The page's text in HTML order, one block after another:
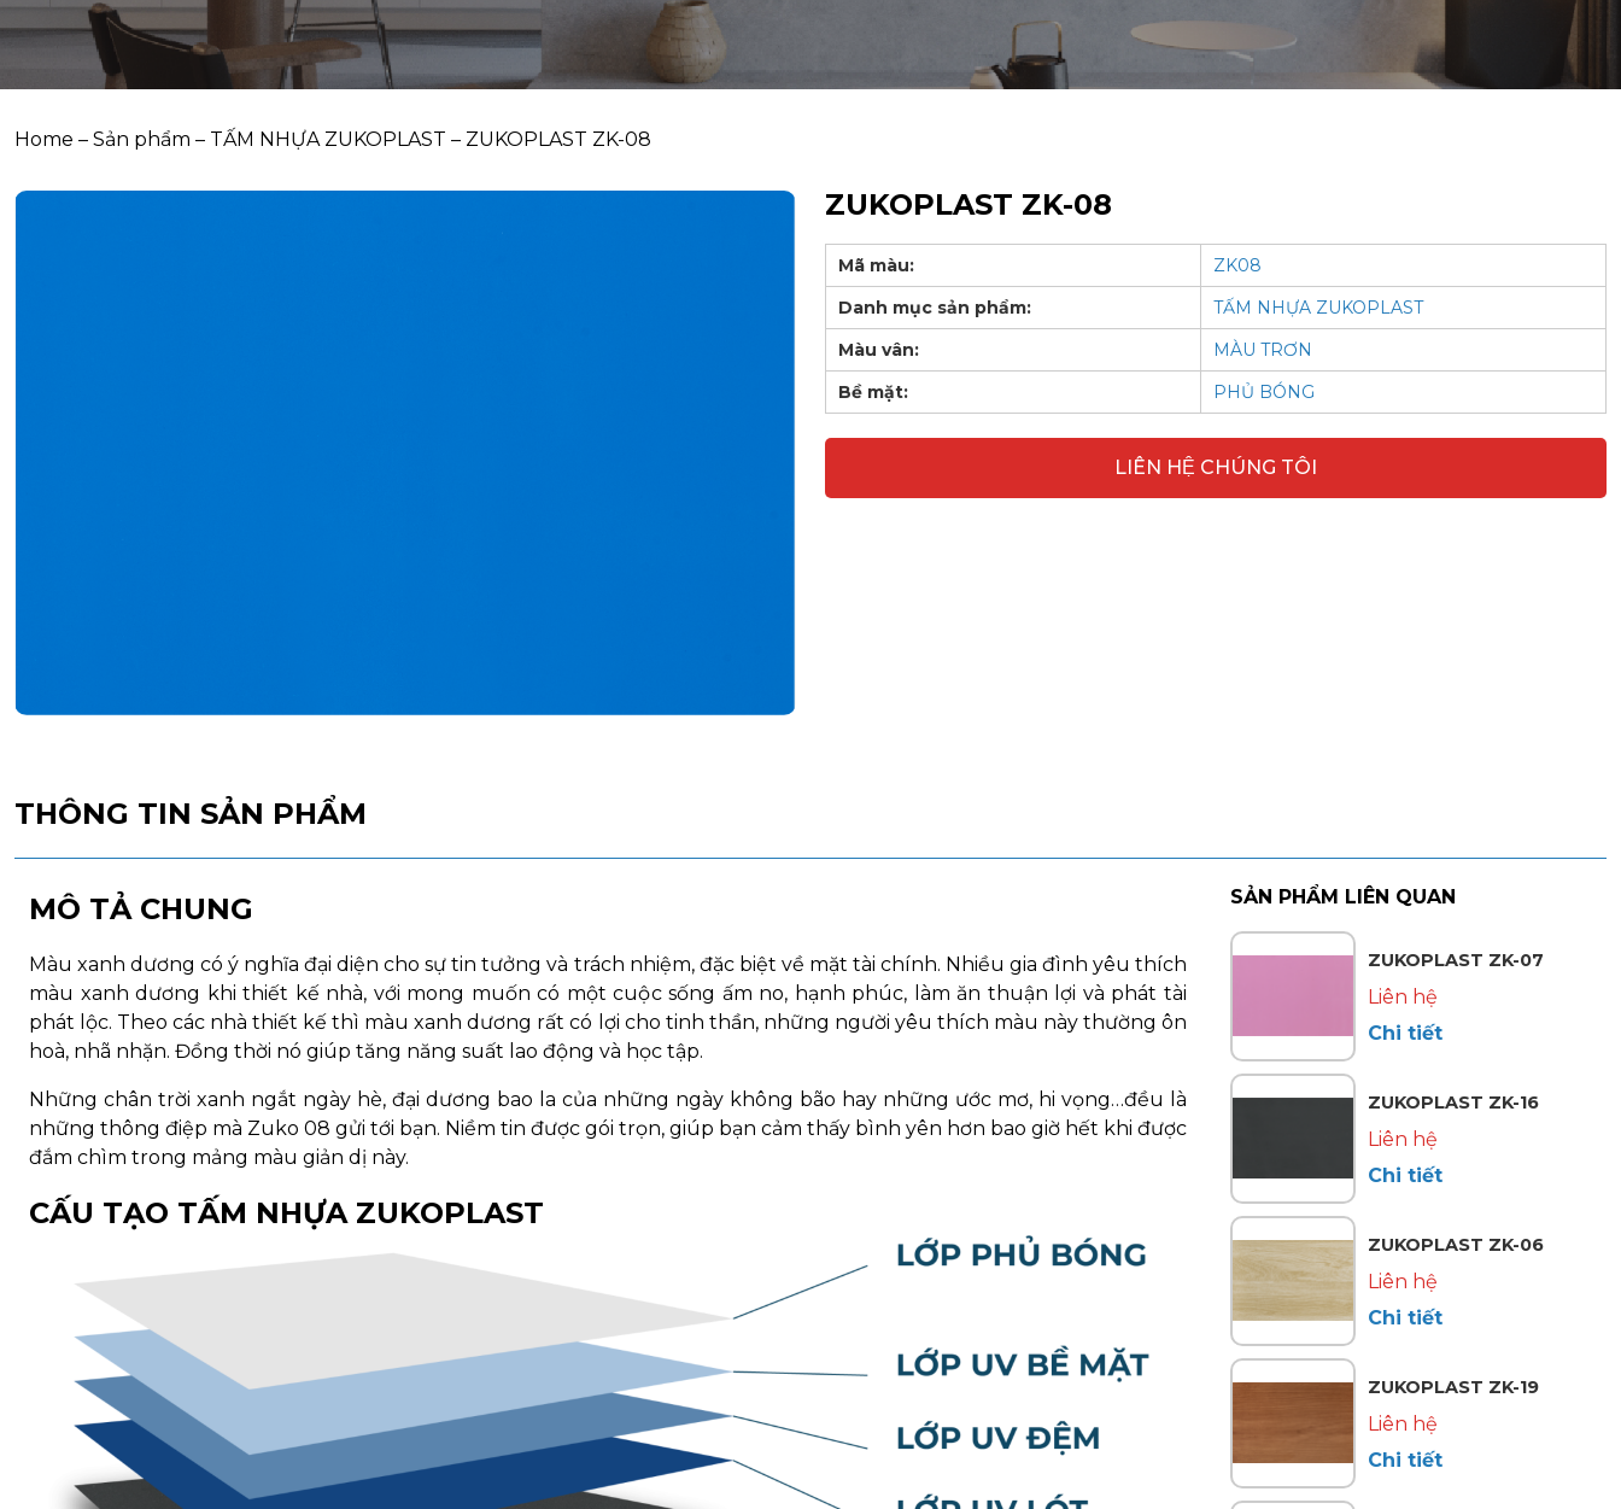
Home – Sản phẩm – TẤM NHỰA ZUKOPLAST – ZUKOPLAST ZK-08
ZUKOPLAST ZK-08
Mã màu:
ZK08
Danh mục sản phẩm:
TẤM NHỰA ZUKOPLAST
Màu vân:
MÀU TRƠN
Bề mặt:
PHỦ BÓNG
LIÊN HỆ CHÚNG TÔI
THÔNG TIN SẢN PHẨM
MÔ TẢ CHUNG
Màu xanh dương có ý nghĩa đại diện cho sự tin tưởng và trách nhiệm, đặc biệt về mặt tài chính. Nhiều gia đình yêu thích
màu xanh dương khi thiết kế nhà, với mong muốn có một cuộc sống ấm no, hạnh phúc, làm ăn thuận lợi và phát tài
phát lộc. Theo các nhà thiết kế thì màu xanh dương rất có lợi cho tinh thần, những người yêu thích màu này thường ôn
hoà, nhã nhặn. Đồng thời nó giúp tăng năng suất lao động và học tập.
Những chân trời xanh ngắt ngày hè, đại dương bao la của những ngày không bão hay những ước mơ, hi vọng…đều là
những thông điệp mà Zuko 08 gửi tới bạn. Niềm tin được gói trọn, giúp bạn cảm thấy bình yên hơn bao giờ hết khi được
đắm chìm trong mảng màu giản dị này.
CẤU TẠO TẤM NHỰA ZUKOPLAST
SẢN PHẨM LIÊN QUAN
ZUKOPLAST ZK-07
Liên hệ
Chi tiết
ZUKOPLAST ZK-16
Liên hệ
Chi tiết
ZUKOPLAST ZK-06
Liên hệ
Chi tiết
ZUKOPLAST ZK-19
Liên hệ
Chi tiết